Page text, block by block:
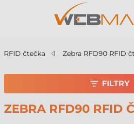
RFID čtečka Zebra RFD90 RFID
ZEBRA RFD90 RFID
FILTRY